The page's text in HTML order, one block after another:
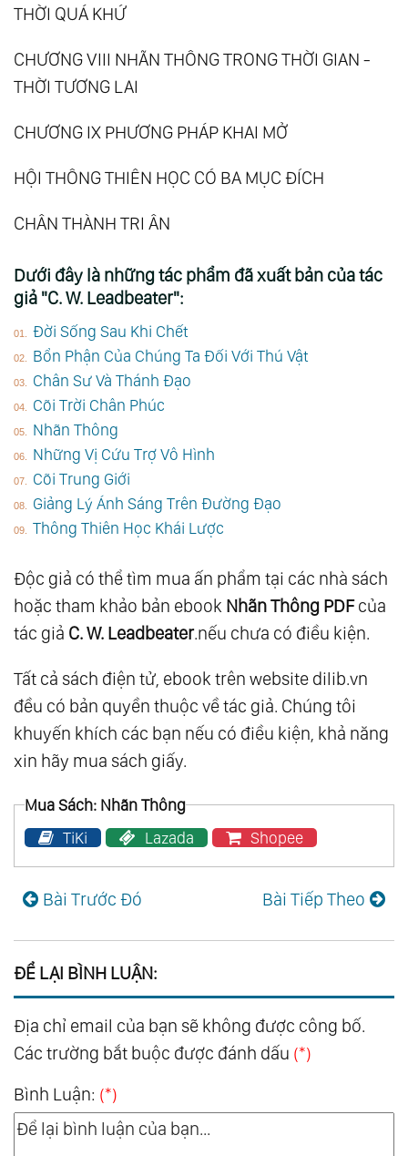
THỜI QUÁ KHỨ
CHƯƠNG VIII NHÃN THÔNG TRONG THỜI GIAN -
THỜI TƯƠNG LAI
CHƯƠNG IX PHƯƠNG PHÁP KHAI MỞ
HỘI THÔNG THIÊN HỌC CÓ BA MỤC ĐÍCH
CHÂN THÀNH TRI ÂN
Dưới đây là những tác phẩm đã xuất bản của tác
giả "C. W. Leadbeater":
Đời Sống Sau Khi Chết
Bổn Phận Của Chúng Ta Đối Với Thú Vật
Chân Sư Và Thánh Đạo
Cõi Trời Chân Phúc
Nhãn Thông
Những Vị Cứu Trợ Vô Hình
Cõi Trung Giới
Giảng Lý Ánh Sáng Trên Đường Đạo
Thông Thiên Học Khái Lược
Độc giả có thể tìm mua ấn phẩm tại các nhà sách
hoặc tham khảo bản ebook Nhãn Thông PDFcủa
tác giả C. W. Leadbeater.nếu chưa có điều kiện.
Tất cả sách điện tử, ebook trên website dilib.vn
đều có bản quyền thuộc về tác giả. Chúng tôi
khuyến khích các bạn nếu có điều kiện, khả năng
xin hãy mua sách giấy.
Mua Sách: Nhãn Thông
TiKi
Lazada Shopee
Bài Trước Đó Bài Tiếp Theo
ĐỂ LẠI BÌNH LUẬN:
Địa chỉ email của bạn sẽ không được công bố.
Các trường bắt buộc được đánh dấu (*)
Bình Luận: (*)